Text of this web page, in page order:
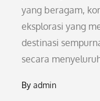
yang beragam,
eksplorasi yang
destinasi
secara
Byadmin